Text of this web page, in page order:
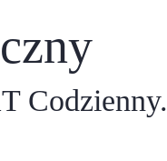
Codzienny.